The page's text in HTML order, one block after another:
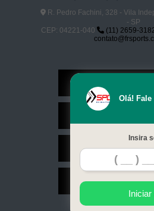
R. Pedro Fachini, 328 - Vila
- SP
CEP: 04221-040
(11) 2659-
Contato
Mapa do
Olá!
Insira